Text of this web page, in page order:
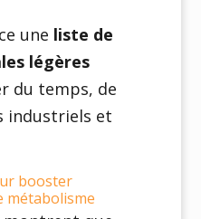
une liste de
légères
du temps, de
industriels et
booster
métabolisme